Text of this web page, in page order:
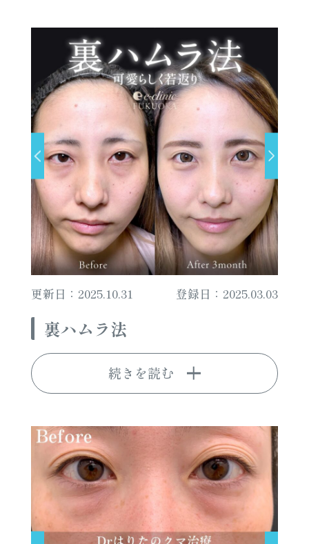
更新日：2025.10.31 登録日：2025.03.03
裏ハムラ法
続きを読む